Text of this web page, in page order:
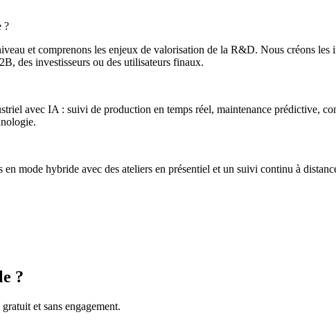
?
et comprenons les enjeux de valorisation de la R&D. Nous créons les
des investisseurs ou des utilisateurs finaux.
avec IA : suivi de production en temps réel, maintenance prédictive,
mode hybride avec des ateliers en présentiel et un suivi continu à
?
et sans engagement.